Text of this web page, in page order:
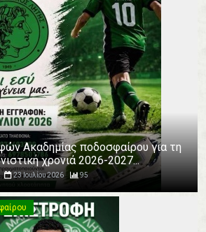
Ακαδημίας ποδοσφαίρου για τη
χρονιά 2026-2027...
23 Ιουλίου 2026 95